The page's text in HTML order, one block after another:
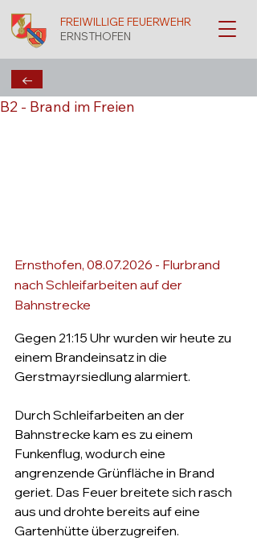
FREIWILLIGE FEUERWEHR
ERNSTHOFEN
B2 - Brand im Freien
Ernsthofen, 08.07.2026 - Flurbrand
nach Schleifarbeiten auf der
Bahnstrecke
Gegen 21:15 Uhr wurden wir heute zu
einem Brandeinsatz in die
Gerstmayrsiedlung alarmiert.
Durch Schleifarbeiten an der
Bahnstrecke kam es zu einem
Funkenflug, wodurch eine
angrenzende Grünfläche in Brand
geriet. Das Feuer breitete sich rasch
aus und drohte bereits auf eine
Gartenhütte überzugreifen.
←